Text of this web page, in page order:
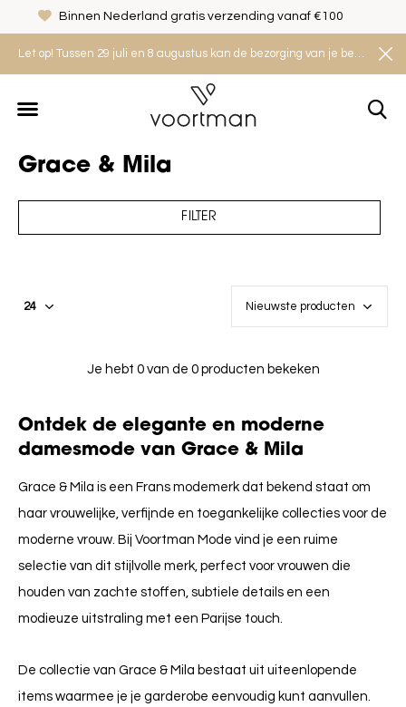
Let op! Tussen 29 juli en 8 augustus kan de bezorging van je bestelling iets langer duren. Houd rekening met een levertijd van 2 tot 4 werkdagen.
Binnen Nederland gratis verzending vanaf €100
Grace & Mila
FILTER
Je hebt 0 van de 0 producten bekeken
Ontdek de elegante en moderne
damesmode van Grace & Mila
Grace & Mila is een Frans modemerk dat bekend staat om
haar vrouwelijke, verfijnde en toegankelijke collecties voor de
moderne vrouw. Bij Voortman Mode vind je een ruime
selectie van dit stijlvolle merk, perfect voor vrouwen die
houden van zachte stoffen, subtiele details en een
modieuze uitstraling met een Parijse touch.
De collectie van Grace & Mila bestaat uit uiteenlopende
items waarmee je je garderobe eenvoudig kunt aanvullen.